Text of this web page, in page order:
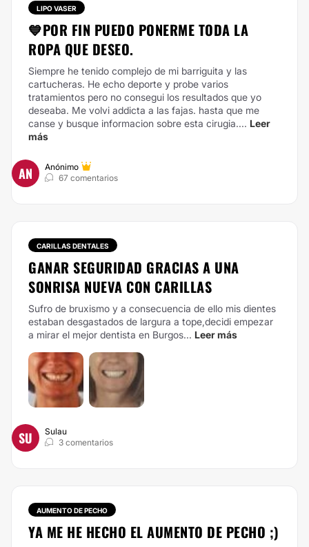
LIPO VASER
💙POR FIN PUEDO PONERME TODA LA
ROPA QUE DESEO.
Siempre he tenido complejo de mi barriguita y las
cartucheras. He echo deporte y probe varios
tratamientos pero no consegui los resultados que yo
deseaba. Me volvi addicta a las fajas. hasta que me
canse y busque informacion sobre esta cirugia.... Leer
más
AN
Anónimo
67 comentarios
CARILLAS DENTALES
GANAR SEGURIDAD GRACIAS A UNA
SONRISA NUEVA CON CARILLAS
Sufro de bruxismo y a consecuencia de ello mis dientes
estaban desgastados de largura a tope,decidi empezar
a mirar el mejor dentista en Burgos... Leer más
SU
Sulau
3 comentarios
AUMENTO DE PECHO
YA ME HE HECHO EL AUMENTO DE PECHO ;)